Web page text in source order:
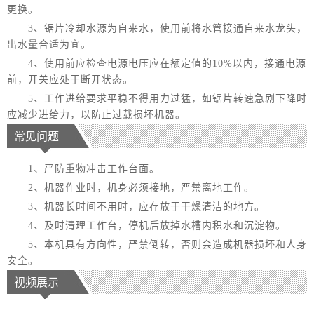
更换。
3、锯片冷却水源为自来水，使用前将水管接通自来水龙头，
出水量合适为宜。
4、使用前应检查电源电压应在额定值的10%以内，接通电源
前，开关应处于断开状态。
5、工作进给要求平稳不得用力过猛，如锯片转速急剧下降时
应减少进给力，以防止过载损坏机器。
常见问题
1、严防重物冲击工作台面。
2、机器作业时，机身必须接地，严禁离地工作。
3、机器长时间不用时，应存放于干燥清洁的地方。
4、及时清理工作台，停机后放掉水槽内积水和沉淀物。
5、本机具有方向性，严禁倒转，否则会造成机器损坏和人身
安全。
视频展示